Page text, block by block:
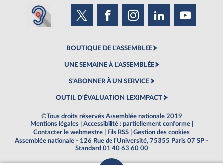
BOUTIQUE DE L'ASSEMBLEE
UNE SEMAINE À L'ASSEMBLÉE
S'ABONNER À UN SERVICE
OUTIL D'ÉVALUATION LEXIMPACT
©Tous droits réservés Assemblée nationale 2019
Mentions légales
Accessibilité : partiellement conforme
Contacter le webmestre
Fils RSS
Gestion des cookies
Assemblée nationale - 126 Rue de l'Université, 75355 Paris 07 SP -
Standard 01 40 63 60 00